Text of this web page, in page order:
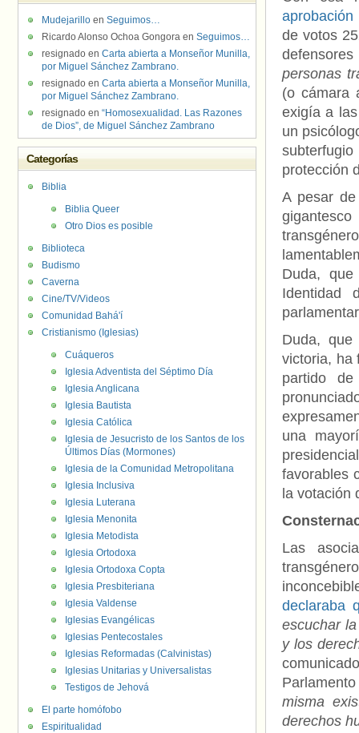
de votos
personas
(o cámara
exigía a
un
protección
A pesar
Duda,
Identidad
Duda,
victoria, ha
partido
una
favorables
la votación
Las
declaraba
escuchar
y los
misma
derechos
Mudejarillo en Seguimos…
Ricardo Alonso Ochoa Gongora en Seguimos…
resignado en Carta abierta a Monseñor Munilla,
por Miguel Sánchez Zambrano.
resignado en Carta abierta a Monseñor Munilla,
por Miguel Sánchez Zambrano.
resignado en “Homosexualidad. Las Razones
de Dios”, de Miguel Sánchez Zambrano
Categorías
Biblia
Biblia Queer
Otro Dios es posible
Biblioteca
Budismo
Caverna
Cine/TV/Videos
Comunidad Bahá'í
Cristianismo (Iglesias)
Cuáqueros
Iglesia Adventista del Séptimo Día
Iglesia Anglicana
Iglesia Bautista
Iglesia Católica
Iglesia de Jesucristo de los Santos de los
Últimos Días (Mormones)
Iglesia de la Comunidad Metropolitana
Iglesia Inclusiva
Iglesia Luterana
Iglesia Menonita
Iglesia Metodista
Iglesia Ortodoxa
Iglesia Ortodoxa Copta
Iglesia Presbiteriana
Iglesia Valdense
Iglesias Evangélicas
Iglesias Pentecostales
Iglesias Reformadas (Calvinistas)
Iglesias Unitarias y Universalistas
Testigos de Jehová
El parte homófobo
Espiritualidad